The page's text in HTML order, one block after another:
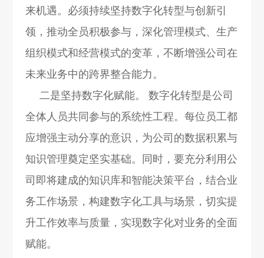
来机遇。必须持续坚持数字化转型与创新引
领，推动全员积极参与，深化管理模式、生产
组织模式和经营模式的变革，不断增强公司在
未来业务中的跨界整合能力。
二是坚持数字化赋能。 数字化转型是公司
全体人员共同参与的系统性工程。每位员工都
应增强主动分享的意识，为公司的数据积累与
知识管理奠定坚实基础。同时，要充分利用公
司即将建成的知识库和智能决策平台，结合业
务工作场景，构建数字化工具与场景，切实提
升工作效率与质量，实现数字化对业务的全面
赋能。